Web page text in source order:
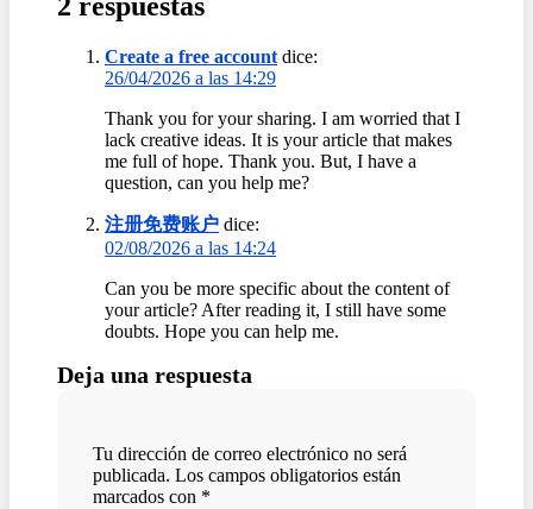
Create a free account dice:
26/04/2026 a las 14:29
Thank you for your sharing. I am worried that I
lack creative ideas. It is your article that makes
me full of hope. Thank you. But, I have a
question, can you help me?
注册免费账户 dice:
02/08/2026 a las 14:24
Can you be more specific about the content of
your article? After reading it, I still have some
doubts. Hope you can help me.
Deja una respuesta
Tu dirección de correo electrónico no será
publicada. Los campos obligatorios están
marcados con *